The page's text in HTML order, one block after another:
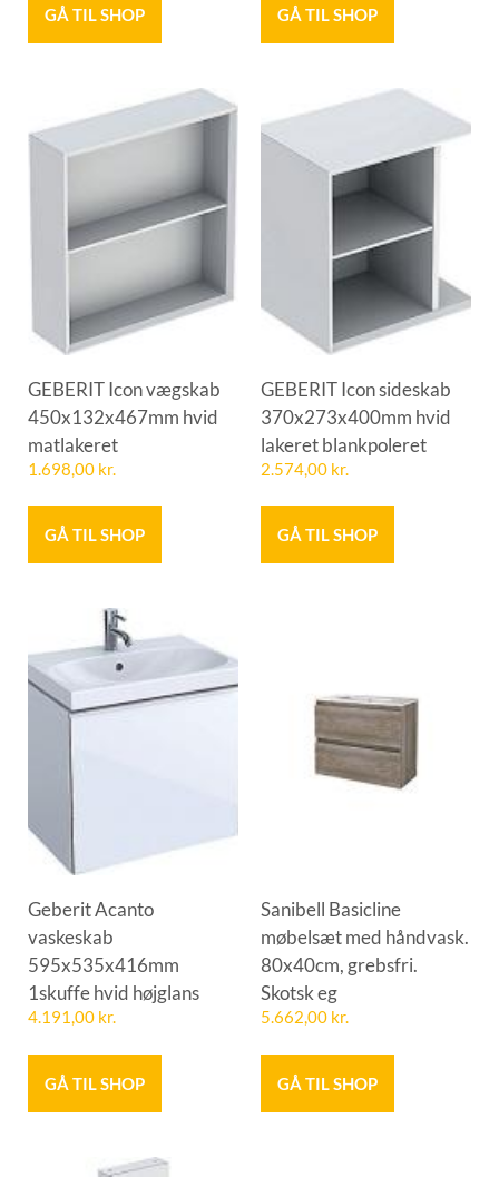
GÅ TIL SHOP GÅ TIL SHOP
GEBERIT Icon vægskab
450x132x467mm hvid
matlakeret
1.698,00 kr.
GÅ TIL SHOP
GEBERIT Icon sideskab
370x273x400mm hvid
lakeret blankpoleret
2.574,00 kr.
GÅ TIL SHOP
Geberit Acanto
vaskeskab
595x535x416mm
1skuffe hvid højglans
4.191,00 kr.
GÅ TIL SHOP
Sanibell Basicline
møbelsæt med håndvask.
80x40cm, grebsfri.
Skotsk eg
5.662,00 kr.
GÅ TIL SHOP